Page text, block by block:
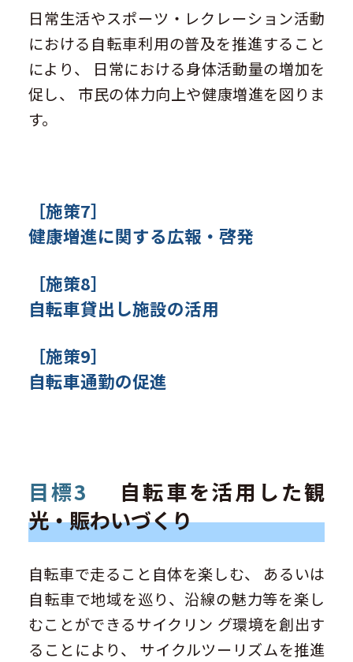
日常生活やスポーツ・レクレーション活動
における自転車利用の普及を推進すること
により、 日常における身体活動量の増加を
促し、 市民の体力向上や健康増進を図りま
す。
［施策7］
健康増進に関する広報・啓発
［施策8］
自転車貸出し施設の活用
［施策9］
自転車通勤の促進
目標3
自転車を活用した観
光・賑わいづくり
自転車で走ること自体を楽しむ、 あるいは
自転車で地域を巡り、沿線の魅力等を楽し
むことができるサイクリン グ環境を創出す
ることにより、 サイクルツーリズムを推進